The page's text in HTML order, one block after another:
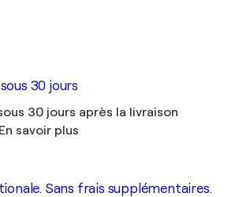
30 jours
30 jours après la livraison
En savoir plus
Sans frais supplémentaires.